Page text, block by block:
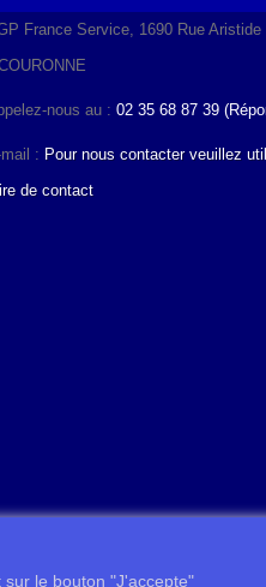
France Service, 1690 Rue Aristide
nous au : 02 35 68 87 39
mail : Pour nous contacter veuillez
de contact
sur le bouton "J'accepte"